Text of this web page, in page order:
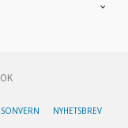
NYHETSBREV